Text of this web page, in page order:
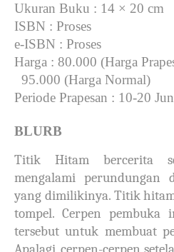
Ukuran Buku : 14 × 20 cm
ISBN : Proses
e-ISBN : Proses
Harga : 80.000 (Harga
95.000 (Harga Normal)
Periode Prapesan : 10-20
BLURB
Titik Hitam bercerita
mengalami perundungan
yang dimilikinya. Titik
tompel. Cerpen
tersebut untuk membuat